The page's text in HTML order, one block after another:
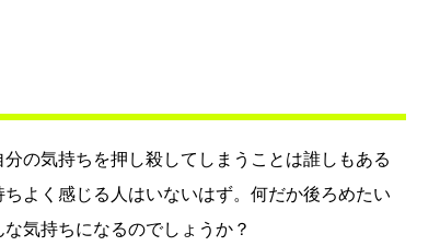
の気持ちを押し殺してしまうことは誰しもある
よく感じる人はいないはず。何だか後ろめたい
気持ちになるのでしょうか？